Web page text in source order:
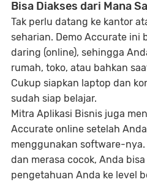
Bisa Diakses dari Mana
Tak perlu datang ke kantor
seharian. Demo Accurate ini
daring (online), sehingga
rumah, toko, atau bahkan
Cukup siapkan laptop dan
sudah siap belajar.
Mitra Aplikasi Bisnis juga
Accurate online setelah
menggunakan software-
dan merasa cocok, Anda
pengetahuan Anda ke level